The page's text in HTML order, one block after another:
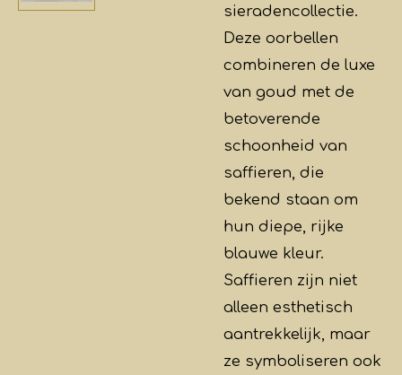
sieradencollectie.
Deze oorbellen
combineren de luxe
van goud met de
betoverende
schoonheid van
saffieren, die
bekend staan om
hun diepe, rijke
blauwe kleur.
Saffieren zijn niet
alleen esthetisch
aantrekkelijk, maar
ze symboliseren ook